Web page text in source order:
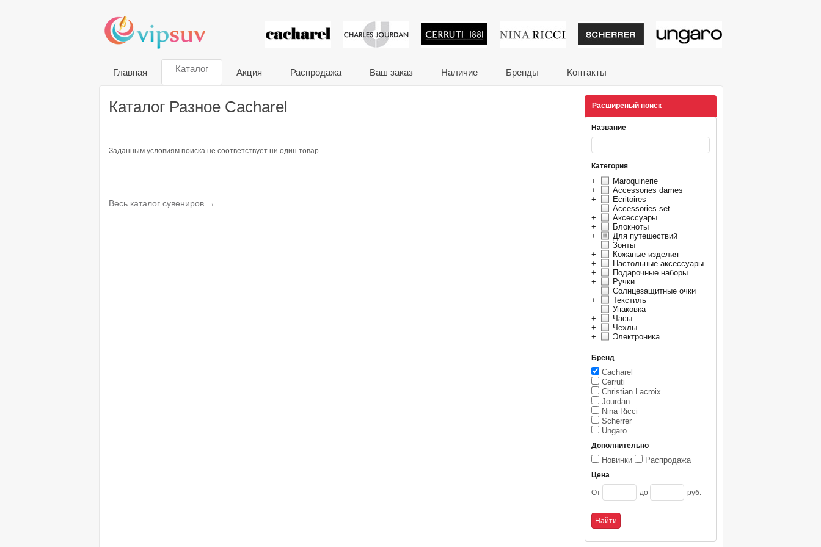
VIP сувениры и корпоративные подарки от
Главная Каталог Акция Распродажа Ваш заказ Наличие Бренды Контакты
Расширеный поиск
Название
Категория
+
Maroquinerie
+
Accessories dames
+
Ecritoires
Accessories set
+
Аксессуары
+
Блокноты
+
Для путешествий
Зонты
+
Кожаные изделия
+
Настольные аксессуары
+
Подарочные наборы
+
Ручки
Солнцезащитные очки
+
Текстиль
Упаковка
+
Часы
+
Чехлы
+
Электроника
Бренд
Cacharel
Cerruti
Christian Lacroix
Jourdan
Nina Ricci
Scherrer
Ungaro
Дополнительно
Новинки Распродажа
Цена
От до руб.
Каталог Разное Cacharel
Заданным условиям поиска не соответствует ни один товар
Весь каталог сувениров →